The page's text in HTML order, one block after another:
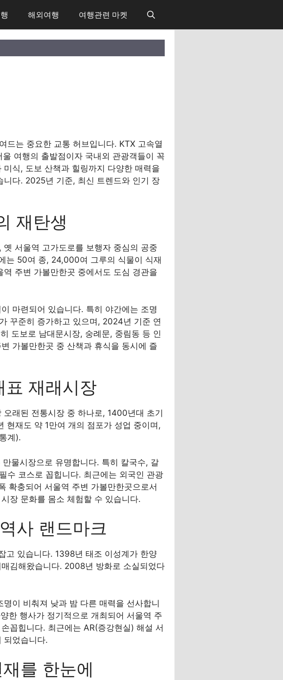
해외여행 여행관련 마켓
드는 중요한 교통 허브입니다. KTX 고속열
여행의 출발점이자 국내외 관광객들이 꼭
식, 도보 산책과 힐링까지 다양한 매력을
다. 2025년 기준, 최신 트렌드와 인기 장
재탄생
서울역 고가도로를 보행자 중심의 공중
는 50여 종, 24,000여 그루의 식물이 식재
주변 가볼만한곳 중에서도 도심 경관을
마련되어 있습니다. 특히 야간에는 조명
꾸준히 증가하고 있으며, 2024년 기준 연
도보로 남대문시장, 숭례문, 중림동 등 인
가볼만한곳 중 산책과 휴식을 동시에 즐
재래시장
래된 전통시장 중 하나로, 1400년대 초기
재도 약 1만여 개의 점포가 성업 중이며,
계).
물시장으로 유명합니다. 특히 칼국수, 갈
수 코스로 꼽힙니다. 최근에는 외국인 관광
확충되어 서울역 주변 가볼만한곳으로서
장 문화를 몸소 체험할 수 있습니다.
사 랜드마크
고 있습니다. 1398년 태조 이성계가 한양
김해왔습니다. 2008년 방화로 소실되었다
이 비춰져 낮과 밤 다른 매력을 선사합니
한 행사가 정기적으로 개최되어 서울역 주
꼽힙니다. 최근에는 AR(증강현실) 해설 서
되었습니다.
를 한눈에